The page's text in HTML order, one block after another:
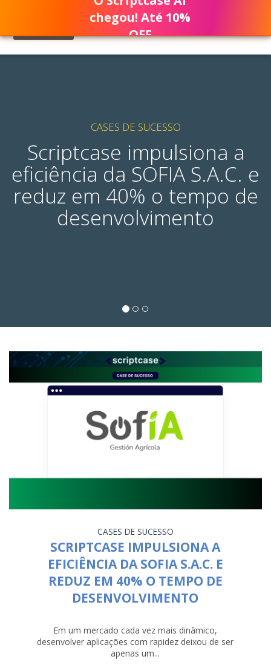
CASES DE SUCESSO
Scriptcase impulsiona a
eficiência da SOFIA S.A.C. e
reduz em 40% o tempo de
desenvolvimento
CASES DE SUCESSO
SCRIPTCASE IMPULSIONA A
EFICIÊNCIA DA SOFIA S.A.C. E
REDUZ EM 40% O TEMPO DE
DESENVOLVIMENTO
Em um mercado cada vez mais dinâmico,
desenvolver aplicações com rapidez deixou de ser
apenas um...
chegou! Até 10%
OFF